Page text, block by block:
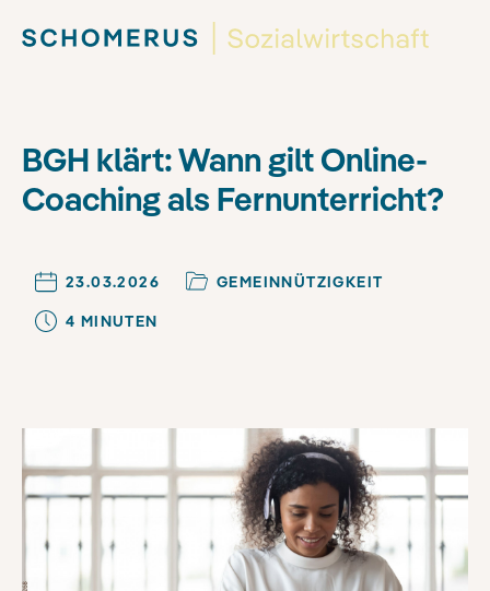
BGH klärt: Wann gilt Online-
Coaching als Fernunterricht?
23.03.2026
GEMEINNÜTZIGKEIT
4 MINUTEN